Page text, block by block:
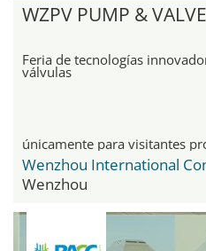
WZPV PUMP & VALVE
Feria de tecnologías
válvulas
únicamente para visitantes
Wenzhou